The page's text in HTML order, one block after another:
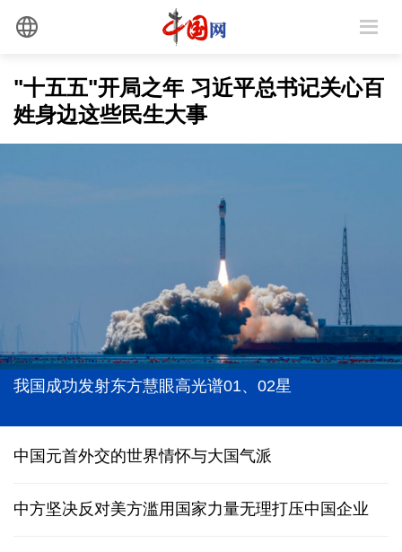
"十五五"开局之年 习近平总书记关心百
姓身边这些民生大事
我国成功发射东方慧眼高光谱01、02星
中国元首外交的世界情怀与大国气派
中方坚决反对美方滥用国家力量无理打压中国企业